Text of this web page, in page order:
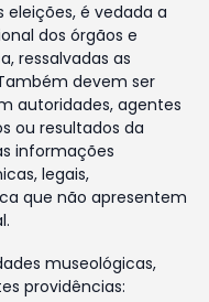
é vedada a
dos órgãos e
ressalvadas as
devem ser
autoridades, agentes
ou resultados da
informações
legais,
que não apresentem
museológicas,
providências: